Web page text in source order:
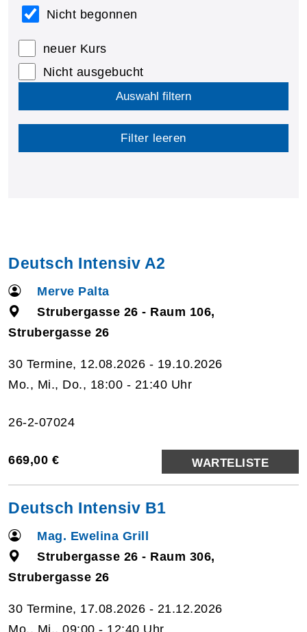
Nicht begonnen
neuer Kurs
Nicht ausgebucht
Auswahl filtern
Filter leeren
Deutsch Intensiv A2
Merve Palta
Strubergasse 26 - Raum 106,
Strubergasse 26
30 Termine, 12.08.2026 - 19.10.2026
Mo., Mi., Do., 18:00 - 21:40 Uhr
26-2-07024
669,00 € WARTELISTE
Deutsch Intensiv B1
Mag. Ewelina Grill
Strubergasse 26 - Raum 306,
Strubergasse 26
30 Termine, 17.08.2026 - 21.12.2026
Mo., Mi., 09:00 - 12:40 Uhr